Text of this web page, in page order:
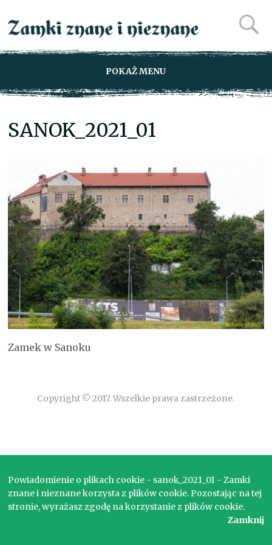
POKAŻ MENU
SANOK_2021_01
Zamek w Sanoku
Copyright © 2017. Wszelkie prawa zastrzeżone.
Powiadomienie o plikach cookie - sanok_2021_01 - Zamki
znane i nieznane korzysta z plików cookie. Pozostając na tej
stronie, wyrażasz zgodę na korzystanie z plików cookie.
Zamknij